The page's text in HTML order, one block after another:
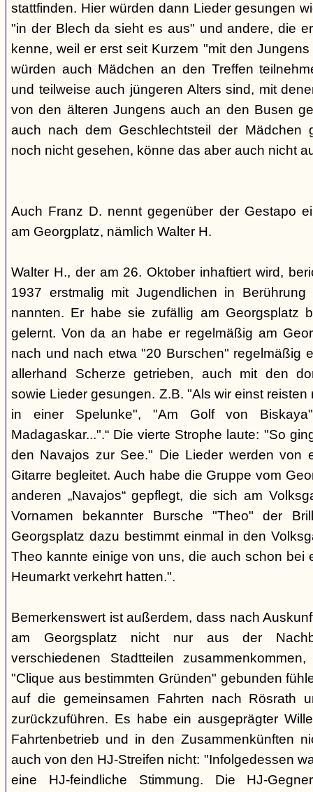
stattfinden. Hier würden dann Lieder gesungen
"in der Blech da sieht es aus" und andere, die
kenne, weil er erst seit Kurzem "mit den
würden auch Mädchen an den Treffen
und teilweise auch jüngeren Alters sind, mit
von den älteren Jungens auch an den Busen
auch nach dem Geschlechtsteil der Mädchen
noch nicht gesehen, könne das aber auch nicht
Auch Franz D. nennt gegenüber der Gestapo
am Georgplatz, nämlich Walter H.
Walter H., der am 26. Oktober inhaftiert wird,
1937 erstmalig mit Jugendlichen in
nannten. Er habe sie zufällig am Georgsplatz
gelernt. Von da an habe er regelmäßig am
nach und nach etwa "20 Burschen" regelmäßig
allerhand Scherze getrieben, auch mit den
sowie Lieder gesungen. Z.B. "Als wir einst
in einer Spelunke", "Am Golf von
Madagaskar...".“ Die vierte Strophe laute: "So
den Navajos zur See." Die Lieder werden von
Gitarre begleitet. Auch habe die Gruppe vom
anderen „Navajos“ gepflegt, die sich am
Vornamen bekannter Bursche "Theo" der
Georgsplatz dazu bestimmt einmal in den
Theo kannte einige von uns, die auch schon bei
Heumarkt verkehrt hatten.".
Bemerkenswert ist außerdem, dass nach
am Georgsplatz nicht nur aus der
verschiedenen Stadtteilen
"Clique aus bestimmten Gründen" gebunden
auf die gemeinsamen Fahrten nach Rösrath
zurückzuführen. Es habe ein ausgeprägter
Fahrtenbetrieb und in den Zusammenkünften
auch von den HJ-Streifen nicht: "Infolgedessen
eine HJ-feindliche Stimmung. Die HJ-